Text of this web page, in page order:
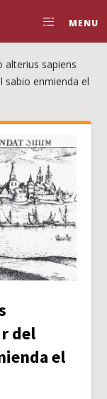
MENU
alterius sapiens
sabio enmienda el
del
el